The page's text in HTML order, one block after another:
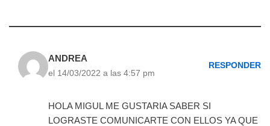
ANDREA
el 14/03/2022 a las 4:57 pm
RESPONDER
HOLA MIGUL ME GUSTARIA SABER SI
LOGRASTE COMUNICARTE CON ELLOS YA QUE